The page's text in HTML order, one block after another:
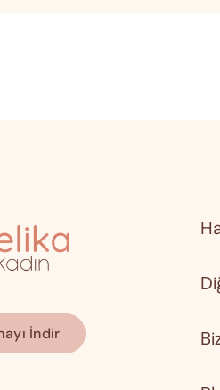
İndir